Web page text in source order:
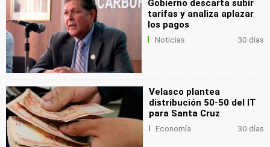
Gobierno descarta subir
tarifas y analiza aplazar
los pagos
Noticias 30 días
Velasco plantea
distribución 50-50 del IT
para Santa Cruz
Economía 30 días